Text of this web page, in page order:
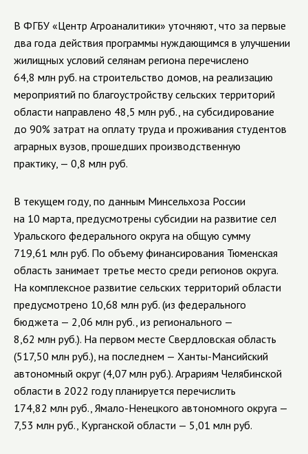
В ФГБУ «Центр Агроаналитики» уточняют, что за первые
два года действия программы нуждающимся в улучшении
жилищных условий селянам региона перечислено
64,8 млн руб. на строительство домов, на реализацию
мероприятий по благоустройству сельских территорий
области направлено 48,5 млн руб., на субсидирование
до 90% затрат на оплату труда и проживания студентов
аграрных вузов, прошедших производственную
практику, — 0,8 млн руб.
В текущем году, по данным Минсельхоза России
на 10 марта, предусмотрены субсидии на развитие сел
Уральского федерального округа на общую сумму
719,61 млн руб. По объему финансирования Тюменская
область занимает третье место среди регионов округа.
На комплексное развитие сельских территорий области
предусмотрено 10,68 млн руб. (из федерального
бюджета — 2,06 млн руб., из регионального —
8,62 млн руб.). На первом месте Свердловская область
(517,50 млн руб.), на последнем — Ханты-Мансийский
автономный округ (4,07 млн руб.). Аграриям Челябинской
области в 2022 году планируется перечислить
174,82 млн руб., Ямало-Ненецкого автономного округа —
7,53 млн руб., Курганской области — 5,01 млн руб.